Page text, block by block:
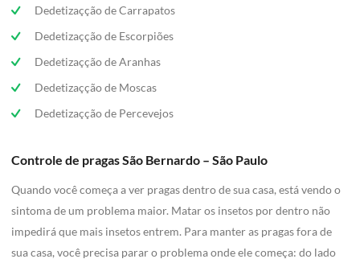
Dedetizaçção de Carrapatos
Dedetizaçção de Escorpiões
Dedetizaçção de Aranhas
Dedetizaçção de Moscas
Dedetizaçção de Percevejos
Controle de pragas São Bernardo – São Paulo
Quando você começa a ver pragas dentro de sua casa, está vendo o
sintoma de um problema maior. Matar os insetos por dentro não
impedirá que mais insetos entrem. Para manter as pragas fora de
sua casa, você precisa parar o problema onde ele começa: do lado